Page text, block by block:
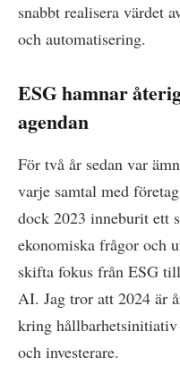
snabbt realisera värdet
och automatisering.
ESG hamnar
agendan
För två år sedan var
varje samtal med
dock 2023 inneburit ett
ekonomiska frågor och
skifta fokus från ESG
AI. Jag tror att 2024 är
kring
och investerare.